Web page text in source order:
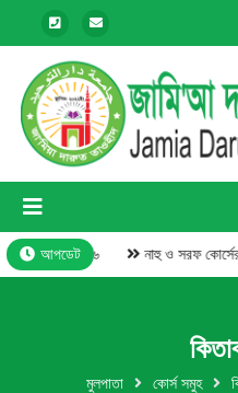
আপডেট
বিতরণী- ২০২৬ নাহু ও সরফ কোর্সের
মুলপাতা কোর্স সমুহ